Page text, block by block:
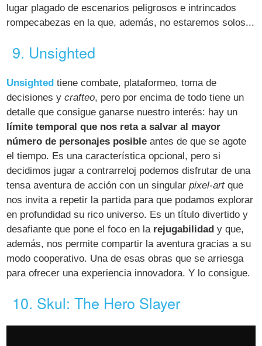
lugar plagado de escenarios peligrosos e intrincados
rompecabezas en la que, además, no estaremos solos...
9. Unsighted
Unsighted tiene combate, plataformeo, toma de
decisiones ycrafteo, pero por encima de todo tiene un
detalle que consigue ganarse nuestro interés: hay un
límite temporal que nos reta a salvar al mayor
número de personajes posible antes de que se agote
el tiempo. Es una característica opcional, pero si
decidimos jugar a contrarreloj podemos disfrutar de una
tensa aventura de acción con un singularpixel-artque
nos invita a repetir la partida para que podamos explorar
en profundidad su rico universo. Es un título divertido y
desafiante que pone el foco en la rejugabilidad y que,
además, nos permite compartir la aventura gracias a su
modo cooperativo. Una de esas obras que se arriesga
para ofrecer una experiencia innovadora. Y lo consigue.
10. Skul: The Hero Slayer